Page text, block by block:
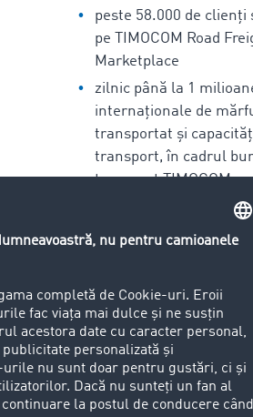
peste 58.000 de clienți
pe TIMOCOM Road
Marketplace
zilnic până la 1
internaționale de
transportat și
transport, în cadrul
transport TIMOCOM
peste 40 de milioane
calculate anual,
TIMOCOM Rute &
Testați gratuit